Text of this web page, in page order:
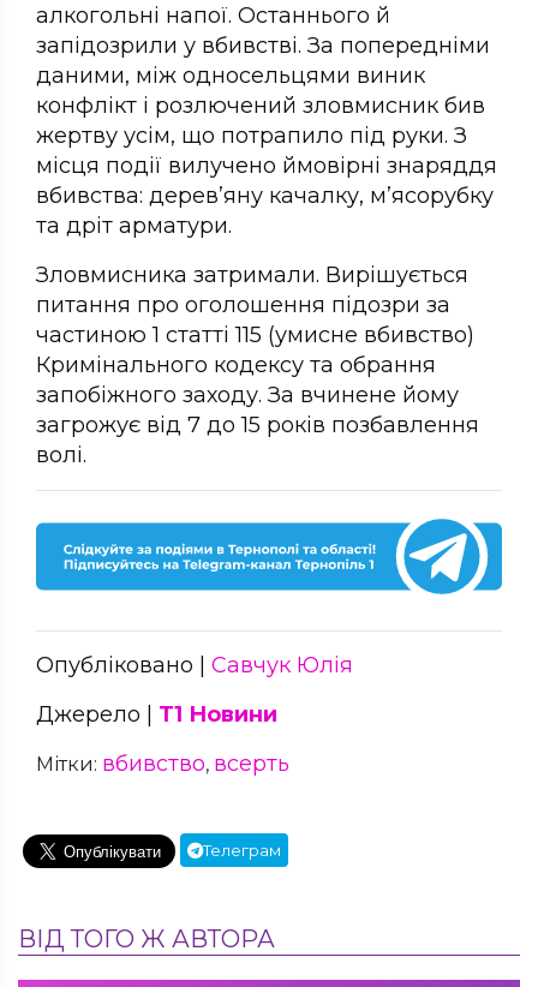
алкогольні напої. Останнього й
запідозрили у вбивстві. За попередніми
даними, між односельцями виник
конфлікт і розлючений зловмисник бив
жертву усім, що потрапило під руки. З
місця події вилучено ймовірні знаряддя
вбивства: дерев’яну качалку, м’ясорубку
та дріт арматури.
Зловмисника затримали. Вирішується
питання про оголошення підозри за
частиною 1 статті 115 (умисне вбивство)
Кримінального кодексу та обрання
запобіжного заходу. За вчинене йому
загрожує від 7 до 15 років позбавлення
волі.
Опубліковано | Савчук Юлія
Джерело | Т1 Новини
Мітки: вбивство, всерть
Телеграм
ВІД ТОГО Ж АВТОРА